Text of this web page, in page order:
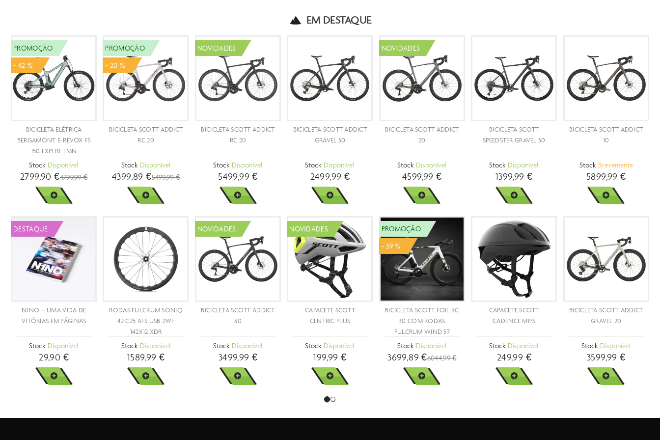
EM DESTAQUE
NOVIDADES
BICICLETA SCOTT ADDICT
20
Stock Disponível
4599,99 €
VER MAIS
BICICLETA SCOTT
SPEEDSTER GRAVEL 30
Stock Disponível
1399,99 €
VER MAIS
BICICLETA SCOTT ADDICT
Stock Brevemente
5899,99 €
VER MAIS
PROMOÇÃO
- 39 %
BICICLETA SCOTT FOIL RC
30 COM RODAS
Stock Disponível
3699,89 €
VER MAIS
CAPACETE SCOTT
CADENCE MIPS
Stock Disponível
249,99 €
VER MAIS
BICICLETA SCOTT ADDICT
GRAVEL 20
Stock Disponível
3599,99 €
VER MAIS
- 15 %
BICICLETA SCOTT ADDICT
RC TEAM
Stock Disponível
5499,90 €
VER MAIS
NO SHORTCUTS
BICICLETA SCOTT ADDICT
Stock Disponível
1999,90 €
VER MAIS
- 29 %
BICICLETA SCOTT
SPEEDSTER GRAVEL 40
Stock Disponível
999,89 €
VER MAIS
- 25 %
BICICLETA SCOTT
Stock Disponível
4399,89 €
VER MAIS
BICICLETA SCOTT FOIL RC
20
Stock Disponível
4599,99 €
VER MAIS
BICICLETA SCOTT ADDICT
RC ULTIMATE
Stock Disponível
11999,99 €
VER MAIS
PROMOÇÃO
- 28 %
BICICLETA SCOTT ADDICT
RC 30
Stock Disponível
3299,89 €
VER MAIS
- 15 %
BICICLETA SCOTT
RC PRO
Stock Disponível
6799,90 €
VER MAIS